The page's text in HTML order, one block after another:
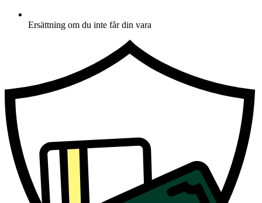
Ersättning om du inte får din vara